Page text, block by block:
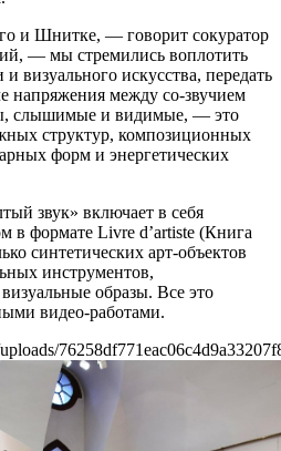
и Шнитке, — говорит сокуратор
— мы стремились воплотить
визуального искусства, передать
напряжения между со-звучием
слышимые и видимые, — это
структур, композиционных
форм и энергетических
звук» включает в себя
в формате Livre d’artiste (Книга
синтетических арт-объектов
инструментов,
образы. Все это
видео-работами.